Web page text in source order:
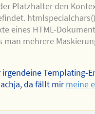
Platzhalter den
eines HTML-
man mehrere
irgendeine Templating-
da fällt mirmeine